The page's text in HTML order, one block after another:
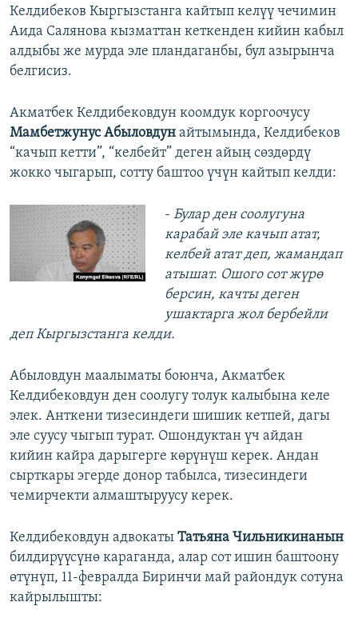
Келдибеков Кыргызстанга кайтып келүү чечимин
Аида Салянова кызматтан кеткенден кийин кабыл
алдыбы же мурда эле пландаганбы, бул азырынча
белгисиз.
Акматбек Келдибековдун коомдук коргоочусу
Мамбетжунус Абыловдун айтымында, Келдибеков
“качып кетти”, “келбейт” деген айың сөздөрдү
жокко чыгарып, сотту баштоо үчүн кайтып келди:
- Булар ден соолугуна
карабай эле качып атат,
келбей атат деп, жамандап
атышат. Ошого сот жүрө
берсин, качты деген
ушактарга жол бербейли
деп Кыргызстанга келди.
Абыловдун маалыматы боюнча, Акматбек
Келдибековдун ден соолугу толук калыбына келе
элек. Анткени тизесиндеги шишик кетпей, дагы
эле суусу чыгып турат. Ошондуктан үч айдан
кийин кайра дарыгерге көрүнүш керек. Андан
сырткары эгерде донор табылса, тизесиндеги
чемирчекти алмаштыруусу керек.
Келдибековдун адвокаты Татьяна Чильникинанын
билдирүүсүнө караганда, алар сот ишин баштоону
өтүнүп, 11-февралда Биринчи май райондук сотуна
кайрылышты: